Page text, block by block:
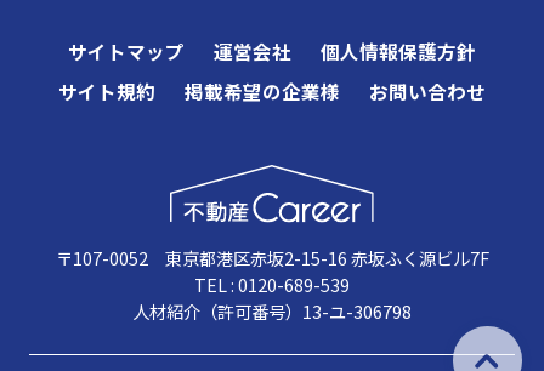
サイトマップ 運営会社
個人情報保護方針
サイト規約
掲載希望の企業様 お問い合わせ
〒107-0052 東京都港区赤坂2-15-16 赤坂ふく源ビル7F
TEL : 0120-689-539
人材紹介（許可番号）13-ユ-306798